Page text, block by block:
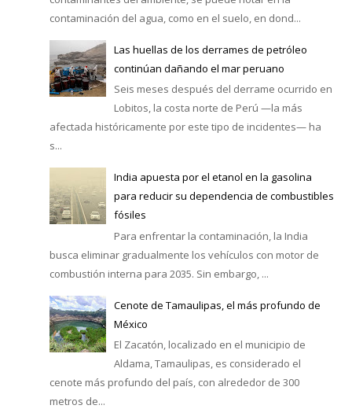
contaminación del agua, como en el suelo, en dond...
Las huellas de los derrames de petróleo
continúan dañando el mar peruano
Seis meses después del derrame ocurrido en
Lobitos, la costa norte de Perú —la más
afectada históricamente por este tipo de incidentes— ha
s...
India apuesta por el etanol en la gasolina
para reducir su dependencia de combustibles
fósiles
Para enfrentar la contaminación, la India
busca eliminar gradualmente los vehículos con motor de
combustión interna para 2035. Sin embargo, ...
Cenote de Tamaulipas, el más profundo de
México
El Zacatón, localizado en el municipio de
Aldama, Tamaulipas, es considerado el
cenote más profundo del país, con alrededor de 300
metros de...